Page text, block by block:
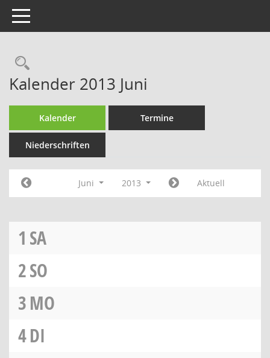
Toggle navigation
Rechercheauswahl
Kalender 2013 Juni
Kalender Termine
Niederschriften
Juni 2013 Aktuell
1 SA
2SO
3MO
4DI